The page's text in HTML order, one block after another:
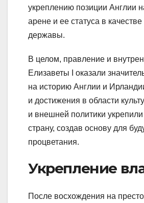
укреплению позиции Англии
арене и ее статуса в качестве
державы.
В целом, правление и
Елизаветы I оказали
на историю Англии и
и достижения в области
и внешней политики
страну, создав основу для
процветания.
Укрепление
После восхождения на